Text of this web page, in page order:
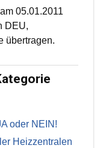
05.01.2011
DEU,
übertragen.
oder NEIN!
Heizzentralen